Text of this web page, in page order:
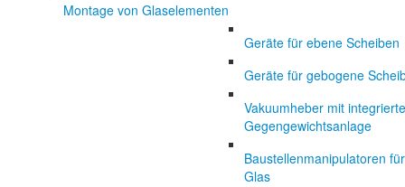
Montage von Glaselementen
Geräte für ebene Scheiben
Geräte für gebogene
Vakuumheber mit
Gegengewichtsanlage
Baustellenmanipulatoren für
Glas